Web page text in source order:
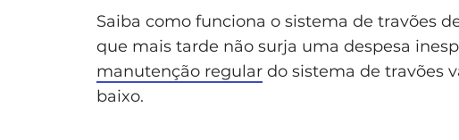
Saiba como funciona o sistema de travões
que mais tarde não surja uma despesa
manutenção regular do sistema de travões
baixo.